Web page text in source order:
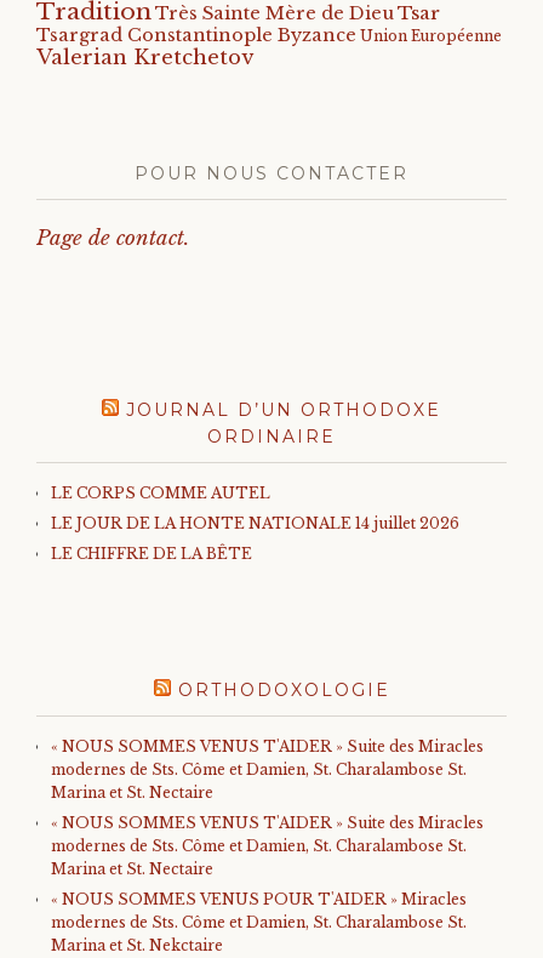
TraditionTrès Sainte Mère de DieuTsar
Tsargrad Constantinople Byzance Union Européenne
Valerian Kretchetov
POUR NOUS CONTACTER
Page de contact.
JOURNAL D’UN ORTHODOXE
ORDINAIRE
LE CORPS COMME AUTEL
LE JOUR DE LA HONTE NATIONALE 14 juillet 2026
LE CHIFFRE DE LA BÊTE
ORTHODOXOLOGIE
« NOUS SOMMES VENUS T'AIDER » Suite des Miracles
modernes de Sts. Côme et Damien, St. Charalambose St.
Marina et St. Nectaire
« NOUS SOMMES VENUS T'AIDER » Suite des Miracles
modernes de Sts. Côme et Damien, St. Charalambose St.
Marina et St. Nectaire
« NOUS SOMMES VENUS POUR T'AIDER » Miracles
modernes de Sts. Côme et Damien, St. Charalambose St.
Marina et St. Nekctaire